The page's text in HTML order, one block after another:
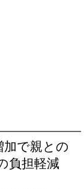
加で親との
負担軽減